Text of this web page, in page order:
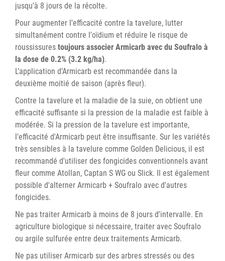
jusqu'à 8 jours de la récolte.
Pour augmenter l'efficacité contre la tavelure, lutter
simultanément contre l'oïdium et réduire le risque de
roussissures toujours associer Armicarb avec du Soufralo à
la dose de 0.2% (3.2 kg/ha).
L’application d’Armicarb est recommandée dans la
deuxième moitié de saison (après fleur).
Contre la tavelure et la maladie de la suie, on obtient une
efficacité suffisante si la pression de la maladie est faible à
modérée. Si la pression de la tavelure est importante,
l'efficacité d'Armicarb peut être insuffisante. Sur les variétés
très sensibles à la tavelure comme Golden Delicious, il est
recommandé d'utiliser des fongicides conventionnels avant
fleur comme Atollan, Captan S WG ou Slick. Il est également
possible d'alterner Armicarb + Soufralo avec d'autres
fongicides.
Ne pas traiter Armicarb à moins de 8 jours d'intervalle. En
agriculture biologique si nécessaire, traiter avec Soufralo
ou argile sulfurée entre deux traitements Armicarb.
Ne pas utiliser Armicarb sur des arbres stressés ou des